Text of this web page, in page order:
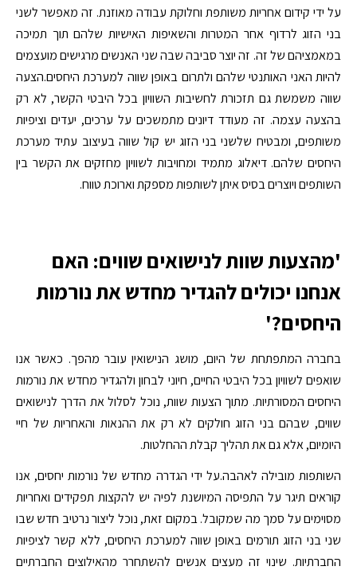
על ידי קידום אחריות משותפת וחלוקת עבודה מאוזנת. זה מאפשר לשני
בני הזוג לרדוף אחר המטרות והשאיפות האישיות שלהם תוך תמיכה
במאמציהם של זה. זה יוצר סביבה שבה שני האנשים מרגישים מועצמים
להיות האני האותנטי שלהם ולתרום באופן שווה למערכת היחסים.הצעה
שווה משמשת גם תזכורת לחשיבות השוויון בכל היבטי הקשר, לא רק
בהצעה עצמה. זה מעודד דיונים מתמשכים על ערכים, יעדים וציפיות
משותפים, ומבטיח שלשני בני הזוג יש קול שווה בעיצוב עתיד מערכת
היחסים שלהם. דיאלוג מתמיד ומחויבות לשוויון מחזקים את הקשר בין
השותפים ויוצרים בסיס איתן לשותפות מספקת וארוכת טווח.
'מהצעות שוות לנישואים שווים: האם
אנחנו יכולים להגדיר מחדש את נורמות
היחסים?'
בחברה המתפתחת של היום, מושג הנישואין עובר מהפך. כאשר אנו
שואפים לשוויון בכל היבטי החיים, חיוני לבחון ולהגדיר מחדש את נורמות
היחסים המסורתיות. מתוך הצעות שוות, נוכל לסלול את הדרך לנישואים
שווים, שבהם בני הזוג חולקים לא רק את ההנאות והאחריות של חיי
היומיום, אלא גם את תהליך קבלת ההחלטות.
השותפות מובילה לאהבה.על ידי הגדרה מחדש של נורמות יחסים, אנו
קוראים תיגר על התפיסה המיושנת לפיה יש להקצות תפקידים ואחריות
מסוימים על סמך מה שמקובל. במקום זאת, נוכל ליצור נרטיב חדש שבו
שני בני הזוג תורמים באופן שווה למערכת היחסים, ללא קשר לציפיות
החברתיות. שינוי זה מעצים אנשים להשתחרר מהאילוצים החברתיים